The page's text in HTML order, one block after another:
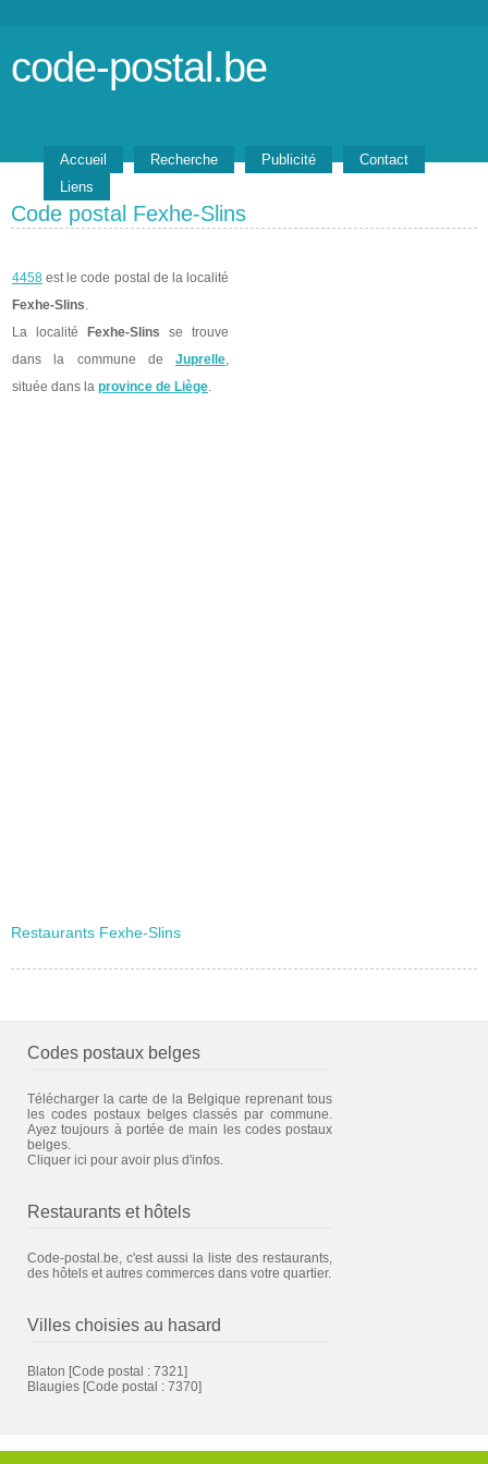
code-postal.be
Accueil Recherche Publicité
Contact
Liens
Code postal Fexhe-Slins
4458 est le code postal de la localité
Fexhe-Slins.
La localité
Fexhe-Slins se trouve
dans la commune de Juprelle,
située dans la province de Liège.
Restaurants Fexhe-Slins
Codes postaux belges
Télécharger la carte de la Belgique reprenant tous
les codes postaux belges classés par commune.
Ayez toujours à portée de main les codes postaux
belges.
Cliquer ici pour avoir plus d'infos.
Restaurants et hôtels
Code-postal.be, c'est aussi la liste des restaurants,
des hôtels et autres commerces dans votre quartier.
Villes choisies au hasard
Blaton [Code postal : 7321]
Blaugies [Code postal : 7370]